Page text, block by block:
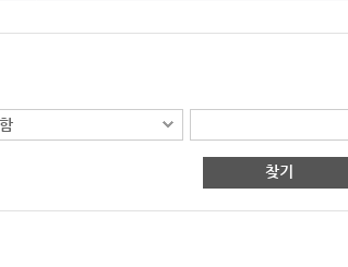
찾기